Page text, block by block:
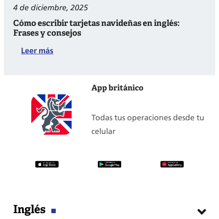
4 de diciembre, 2025
Cómo escribir tarjetas navideñas en inglés:
Frases y consejos
Leer más:
navideñas
en
inglés:
y
App británico
Todas tus operaciones desde tu
celular
Inglés